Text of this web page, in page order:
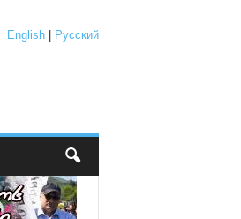
English| Русский